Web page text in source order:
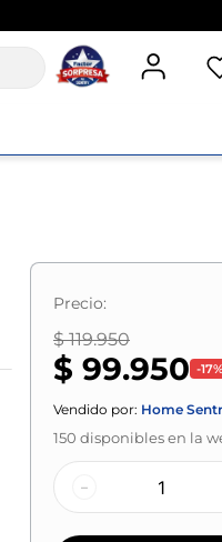
Precio:
$ 119.950
$ 99.950 -17%
Vendido por: Home
150 disponibles en la
–